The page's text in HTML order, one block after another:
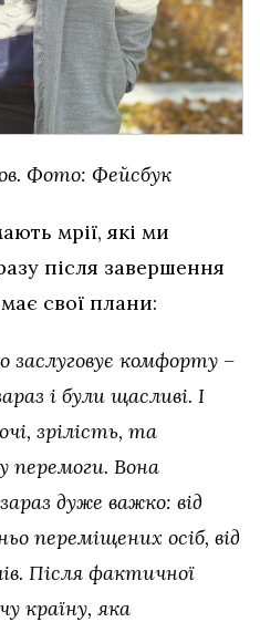
Фото: Фейсбук
мрії, які ми
після завершення
свої плани:
заслуговує комфорту –
і були щасливі. І
зрілість, та
перемоги. Вона
дуже важко: від
переміщених осіб, від
Після фактичної
країну, яка